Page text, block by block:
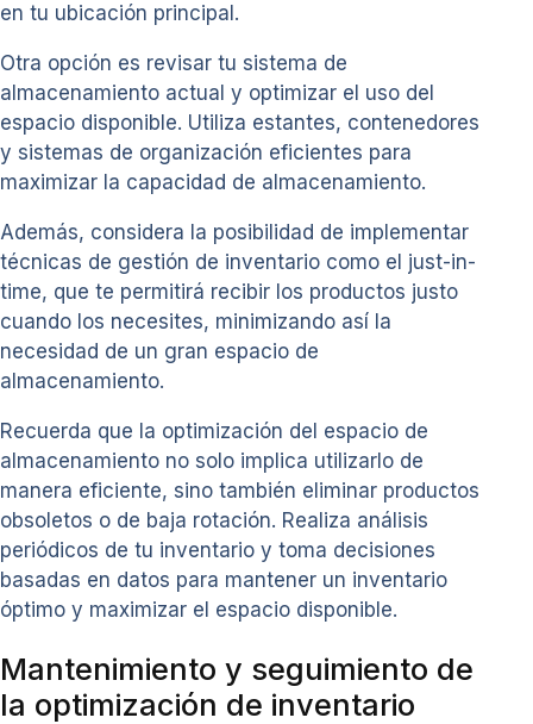
en tu ubicación principal.
Otra opción es revisar tu sistema de
almacenamiento actual y optimizar el uso del
espacio disponible. Utiliza estantes, contenedores
y sistemas de organización eficientes para
maximizar la capacidad de almacenamiento.
Además, considera la posibilidad de implementar
técnicas de gestión de inventario como el just-in-
time, que te permitirá recibir los productos justo
cuando los necesites, minimizando así la
necesidad de un gran espacio de
almacenamiento.
Recuerda que la optimización del espacio de
almacenamiento no solo implica utilizarlo de
manera eficiente, sino también eliminar productos
obsoletos o de baja rotación. Realiza análisis
periódicos de tu inventario y toma decisiones
basadas en datos para mantener un inventario
óptimo y maximizar el espacio disponible.
Mantenimiento y seguimiento de
la optimización de inventario